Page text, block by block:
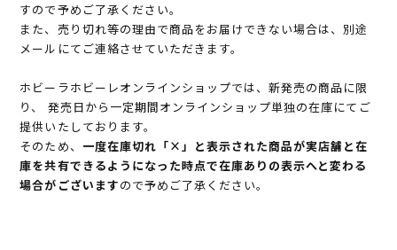
すので予めご了承ください。
また、売り切れ等の理由で商品をお届けできない場合は、別途
メールにてご連絡させていただきます。
ホビーラホビーレオンラインショップでは、新発売の商品に限
り、 発売日から一定期間オンラインショップ単独の在庫にてご
提供いたしております。
そのため、 一度在庫切れ「×」と表示された商品が実店舗と在
庫を共有できるようになった時点で在庫ありの表示へと変わる
場合がございますので予めご了承ください。